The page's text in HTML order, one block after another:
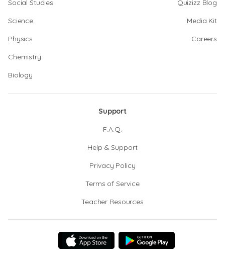
Social Studies
Science
Physics
Chemistry
Biology
Quizizz Blog
Media Kit
Careers
Support
F.A.Q.
Help & Support
Privacy Policy
Terms of Service
Teacher Resources